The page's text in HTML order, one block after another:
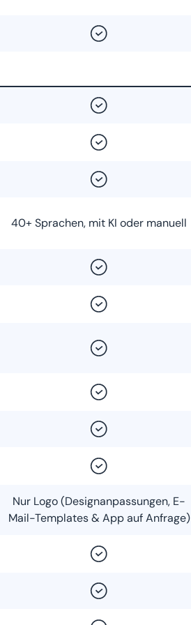
40+ Sprachen, mit KI oder manuell
Nur Logo (Designanpassungen, E-
Mail-Templates & App auf Anfrage)